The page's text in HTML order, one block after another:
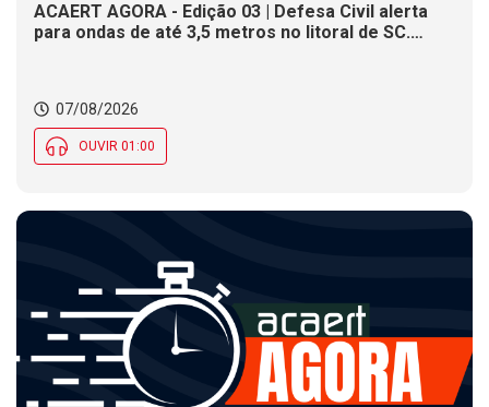
ACAERT AGORA - Edição 03 | Defesa Civil alerta
para ondas de até 3,5 metros no litoral de SC.
07/08/2026
OUVIR 01:00